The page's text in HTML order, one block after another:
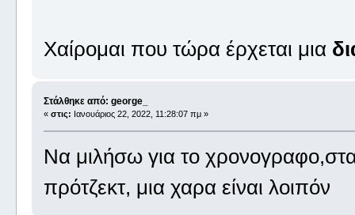
Χαίρομαι που τώρα έρχεται μια
Στάλθηκε από: george_
« στις: Ιανουάριος 22, 2022, 11:28:07 πμ »
Να μιλήσω για το
πρότζεκτ, μια χαρα είναι λοιπόν